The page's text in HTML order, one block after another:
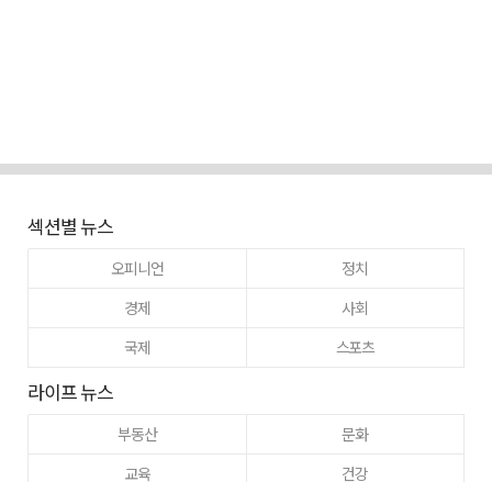
섹션별 뉴스
오피니언
정치
경제
사회
국제
스포츠
라이프 뉴스
부동산
문화
교육
건강